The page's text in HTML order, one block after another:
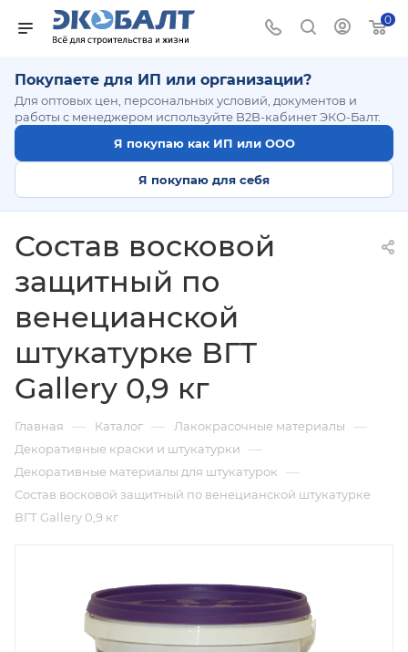
0
Покупаете для ИП или организации?
Для оптовых цен, персональных условий, документов и
работы с менеджером используйте B2B-кабинет ЭКО-Балт.
Я покупаю как ИП или ООО
Я покупаю для себя
Состав восковой
защитный по
венецианской
штукатурке ВГТ
Gallery 0,9 кг
Главная — Каталог — Лакокрасочные материалы —
Декоративные краски и штукатурки —
Декоративные материалы для штукатурок —
Состав восковой защитный по венецианской штукатурке
ВГТ Gallery 0,9 кг